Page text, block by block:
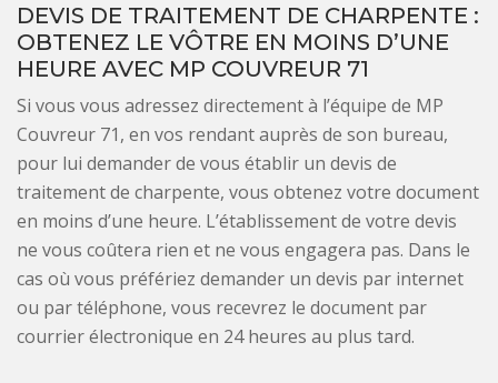
DEVIS DE TRAITEMENT DE CHARPENTE :
OBTENEZ LE VÔTRE EN MOINS D’UNE
HEURE AVEC MP COUVREUR 71
Si vous vous adressez directement à l’équipe de MP
Couvreur 71, en vos rendant auprès de son bureau,
pour lui demander de vous établir un devis de
traitement de charpente, vous obtenez votre document
en moins d’une heure. L’établissement de votre devis
ne vous coûtera rien et ne vous engagera pas. Dans le
cas où vous préfériez demander un devis par internet
ou par téléphone, vous recevrez le document par
courrier électronique en 24 heures au plus tard.